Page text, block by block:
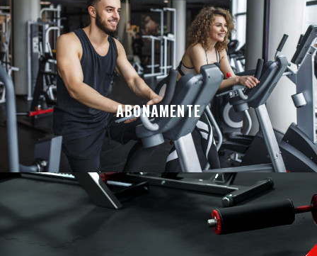
ABONAMENTE